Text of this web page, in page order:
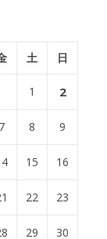
土 日
1 2
7 8 9
15 16
22 23
29 30